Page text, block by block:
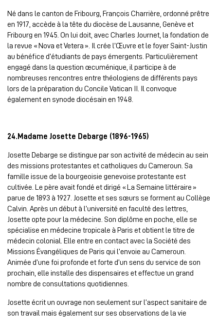
Né dans le canton de Fribourg, François Charrière, ordonné prêtre
en 1917, accède à la tête du diocèse de Lausanne, Genève et
Fribourg en 1945. On lui doit, avec Charles Journet, la fondation de
la revue « Nova et Vetera ». Il crée l’Œuvre et le foyer Saint-Justin
au bénéfice d’étudiants de pays émergents. Particulièrement
engagé dans la question œcuménique, il participe à de
nombreuses rencontres entre théologiens de différents pays
lors de la préparation du Concile Vatican II. Il convoque
également en synode diocésain en 1948.
24.Madame Josette Debarge (1896-1965)
Josette Debarge se distingue par son activité de médecin au sein
des missions protestantes et catholiques du Cameroun. Sa
famille issue de la bourgeoisie genevoise protestante est
cultivée. Le père avait fondé et dirigé « La Semaine littéraire »
parue de 1893 à 1927. Josette et ses sœurs se forment au Collège
Calvin. Après un début à l’université en faculté des lettres,
Josette opte pour la médecine. Son diplôme en poche, elle se
spécialise en médecine tropicale à Paris et obtient le titre de
médecin colonial. Elle entre en contact avec la Société des
Missions Évangéliques de Paris qui l’envoie au Cameroun.
Animée d’une foi profonde et forte d’un sens du service de son
prochain, elle installe des dispensaires et effectue un grand
nombre de consultations quotidiennes.
Josette écrit un ouvrage non seulement sur l’aspect sanitaire de
son travail mais également sur ses observations de la vie